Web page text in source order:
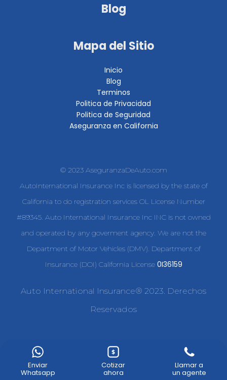
Enviar
Whatsapp
Cotizar
ahora
Llamar a
un agente
Blog
Mapa del Sitio
Inicio
Blog
Terminos
Politica de Privacidad
Politica de Seguridad
Aseguranza en California
© 2023 AseguranzaDeAuto.com
AutoInternational Insurance Inc is licensed by the state of
California to do registration services OL License Number
#89345. Auto International Insurance Inc INC is not owned
and operated by any goverment agency. We are not the
Department of Motor Vehicles (DMV). Department of
Insurance (DOI) California License 0I36159
Auto International Insurance® 2023. Derechos
Reservados